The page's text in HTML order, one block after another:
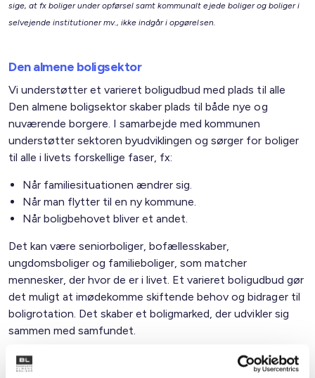
sige, at fx boliger under opførsel samt kommunalt ejede boliger og boliger i
selvejende institutioner mv., ikke indgår i opgørelsen.
Den almene boligsektor
Vi understøtter et varieret boligudbud med plads til alle
Den almene boligsektor skaber plads til både nye og
nuværende borgere. I samarbejde med kommunen
understøtter sektoren byudviklingen og sørger for boliger
til alle i livets forskellige faser, fx:
Når familiesituationen ændrer sig.
Når man flytter til en ny kommune.
Når boligbehovet bliver et andet.
Det kan være seniorboliger, bofællesskaber,
ungdomsboliger og familieboliger, som matcher
mennesker, der hvor de er i livet. Et varieret boligudbud gør
det muligt at imødekomme skiftende behov og bidrager til
boligrotation. Det skaber et boligmarked, der udvikler sig
sammen med samfundet.
Familietyper i de almene boliger i kommunen